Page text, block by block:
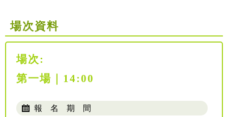
場次資料
場次:
第一場｜14:00
報 名 期 間